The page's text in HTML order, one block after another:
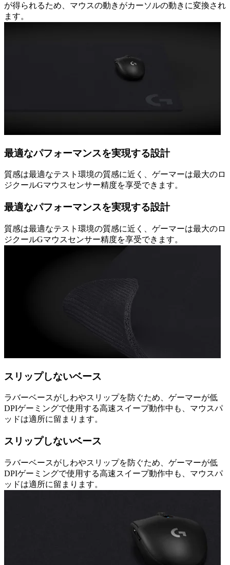
が得られるため、マウスの動きがカーソルの動きに変換され
ます。
最適なパフォーマンスを実現する設計
質感は最適なテスト環境の質感に近く、ゲーマーは最大のロ
ジクールGマウスセンサー精度を享受できます。
最適なパフォーマンスを実現する設計
質感は最適なテスト環境の質感に近く、ゲーマーは最大のロ
ジクールGマウスセンサー精度を享受できます。
スリップしないベース
ラバーベースがしわやスリップを防ぐため、ゲーマーが低
DPIゲーミングで使用する高速スイープ動作中も、マウスパ
ッドは適所に留まります。
スリップしないベース
ラバーベースがしわやスリップを防ぐため、ゲーマーが低
DPIゲーミングで使用する高速スイープ動作中も、マウスパ
ッドは適所に留まります。